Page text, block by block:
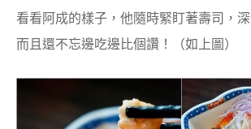
看看阿成的樣子，他隨時緊盯著壽司，
而且還不忘邊吃邊比個讚！（如上圖）